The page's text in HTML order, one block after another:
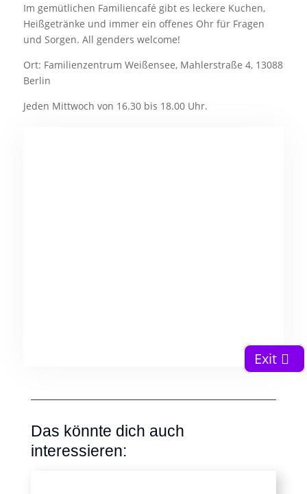
Im gemütlichen Familiencafé gibt es leckere Kuchen,
Heißgetränke und immer ein offenes Ohr für Fragen
und Sorgen. All genders welcome!
Ort: Familienzentrum Weißensee, Mahlerstraße 4, 13088
Berlin
Jeden Mittwoch von 16.30 bis 18.00 Uhr.
Das könnte dich auch
interessieren:
Exit